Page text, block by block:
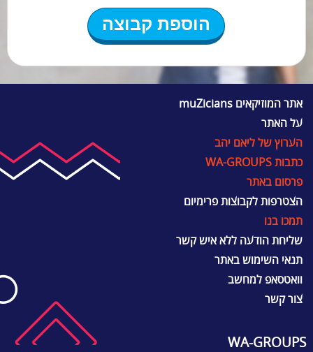
אתר המוזיקאים muZicians
על האתר
הערוץ של ליאם יהב
כתבות WA-GROUPS
פרסום באתר
הצטרפות לקבוצות פרימיום
תמכו בנו
שליחת הודעה ללא איש קשר
תנאי השימוש באתר
וואטסאפ למחשב
צור קשר
WA-GROUPS